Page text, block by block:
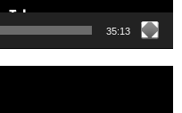
35:13